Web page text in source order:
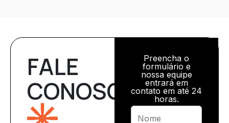
FALE
CONOSCO
Preencha o
formulário e
nossa equipe
entrará em
contato em até 24
horas.